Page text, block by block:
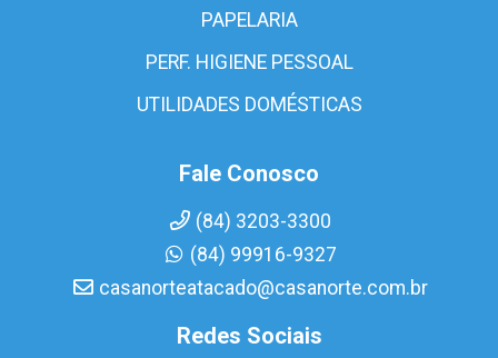
PAPELARIA
PERF. HIGIENE PESSOAL
UTILIDADES DOMÉSTICAS
Fale Conosco
(84) 3203-3300
(84) 99916-9327
casanorteatacado@casanorte.com.br
Redes Sociais